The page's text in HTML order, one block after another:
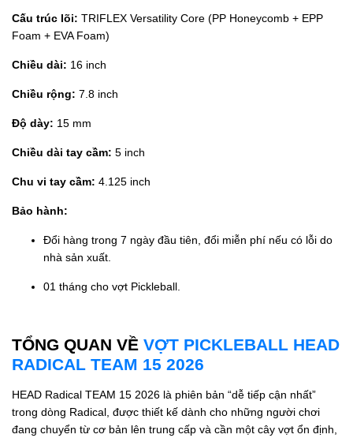
Cấu trúc lõi: TRIFLEX Versatility Core (PP Honeycomb + EPP
Foam + EVA Foam)
Chiều dài: 16 inch
Chiều rộng: 7.8 inch
Độ dày: 15 mm
Chiều dài tay cầm: 5 inch
Chu vi tay cầm: 4.125 inch
Bảo hành:
Đổi hàng trong 7 ngày đầu tiên, đổi miễn phí nếu có lỗi do
nhà sản xuất.
01 tháng cho vợt Pickleball.
TỔNG QUAN VỀ VỢT PICKLEBALL HEAD
RADICAL TEAM 15 2026
HEAD Radical TEAM 15 2026 là phiên bản “dễ tiếp cận nhất”
trong dòng Radical, được thiết kế dành cho những người chơi
đang chuyển từ cơ bản lên trung cấp và cần một cây vợt ổn định,